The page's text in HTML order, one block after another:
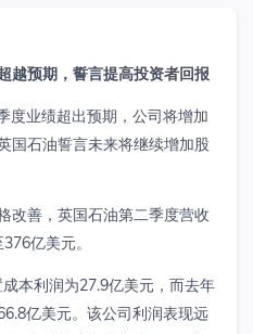
越预期，誓言提高投资者回报
度业绩超出预期，公司将增加
国石油誓言未来将继续增加股
改善，英国石油第二季度营收
亿美元。
本利润为27.9亿美元，而去年
亿美元。该公司利润表现远